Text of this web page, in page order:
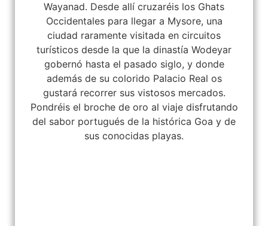
Wayanad. Desde allí cruzaréis los Ghats
Occidentales para llegar a Mysore, una
ciudad raramente visitada en circuitos
turísticos desde la que la dinastía Wodeyar
gobernó hasta el pasado siglo, y donde
además de su colorido Palacio Real os
gustará recorrer sus vistosos mercados.
Pondréis el broche de oro al viaje disfrutando
del sabor portugués de la histórica Goa y de
sus conocidas playas.